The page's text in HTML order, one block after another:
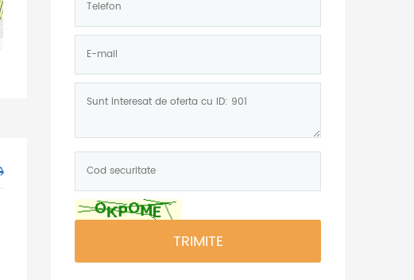
mail:
securitate:
*
TRIMITE